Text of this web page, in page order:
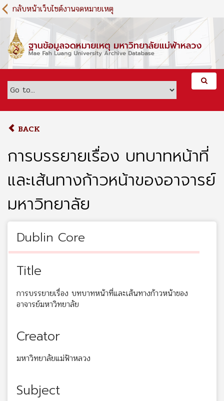
S
k
m
c
กลับหน้าเว็บไซต์งานจดหมายเหตุ
BACK
การบรรยายเรื่อง บทบาทหน้าที่
และเส้นทางก้าวหน้าของอาจารย์
มหาวิทยาลัย
Dublin Core
Title
การบรรยายเรื่อง บทบาทหน้าที่และเส้นทางก้าวหน้าของ
อาจารย์มหาวิทยาลัย
Creator
มหาวิทยาลัยแม่ฟ้าหลวง
Subject